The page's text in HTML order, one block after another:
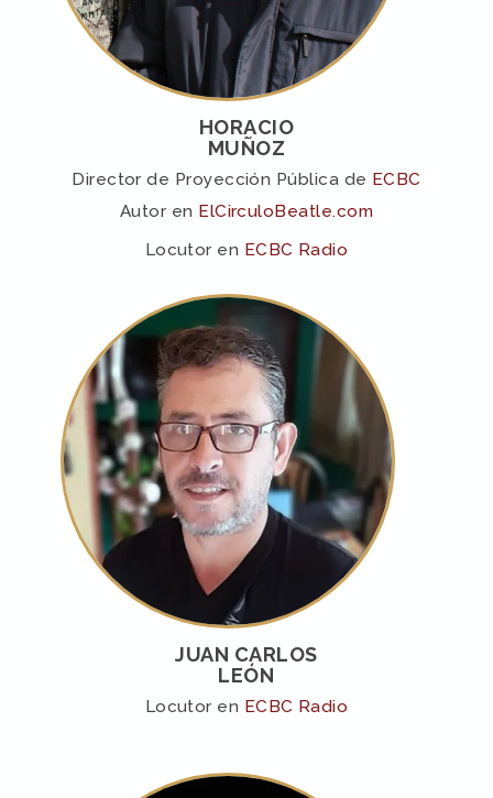
HORACIO
MUÑOZ
Director de Proyección Pública de ECBC
Autor en ElCirculoBeatle.com
Locutor en ECBC Radio
JUAN CARLOS
LEÓN
Locutor en ECBC Radio